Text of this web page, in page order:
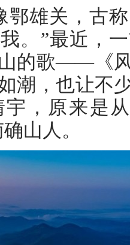
鄂雄关，古
。”最近，
的歌——《
潮，也让不
，原来是
山人。